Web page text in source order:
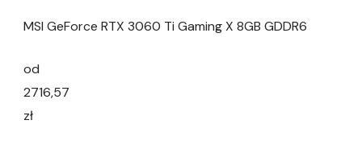
MSI GeForce RTX 3060 Ti Gaming X 8GB GDDR6
od
2716,57
zł